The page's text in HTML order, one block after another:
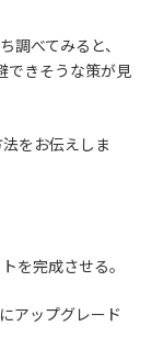
調べてみると、
できそうな策が見
をお伝えしま
を完成させる。
にアップグレード